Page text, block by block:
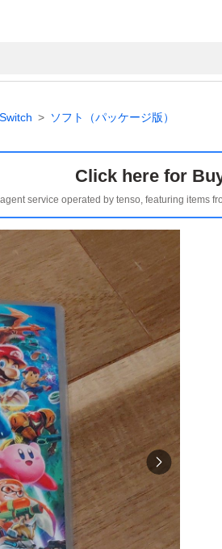
Switch ソフト（パッケージ版）
Click here for
service operated by tenso, featuring items